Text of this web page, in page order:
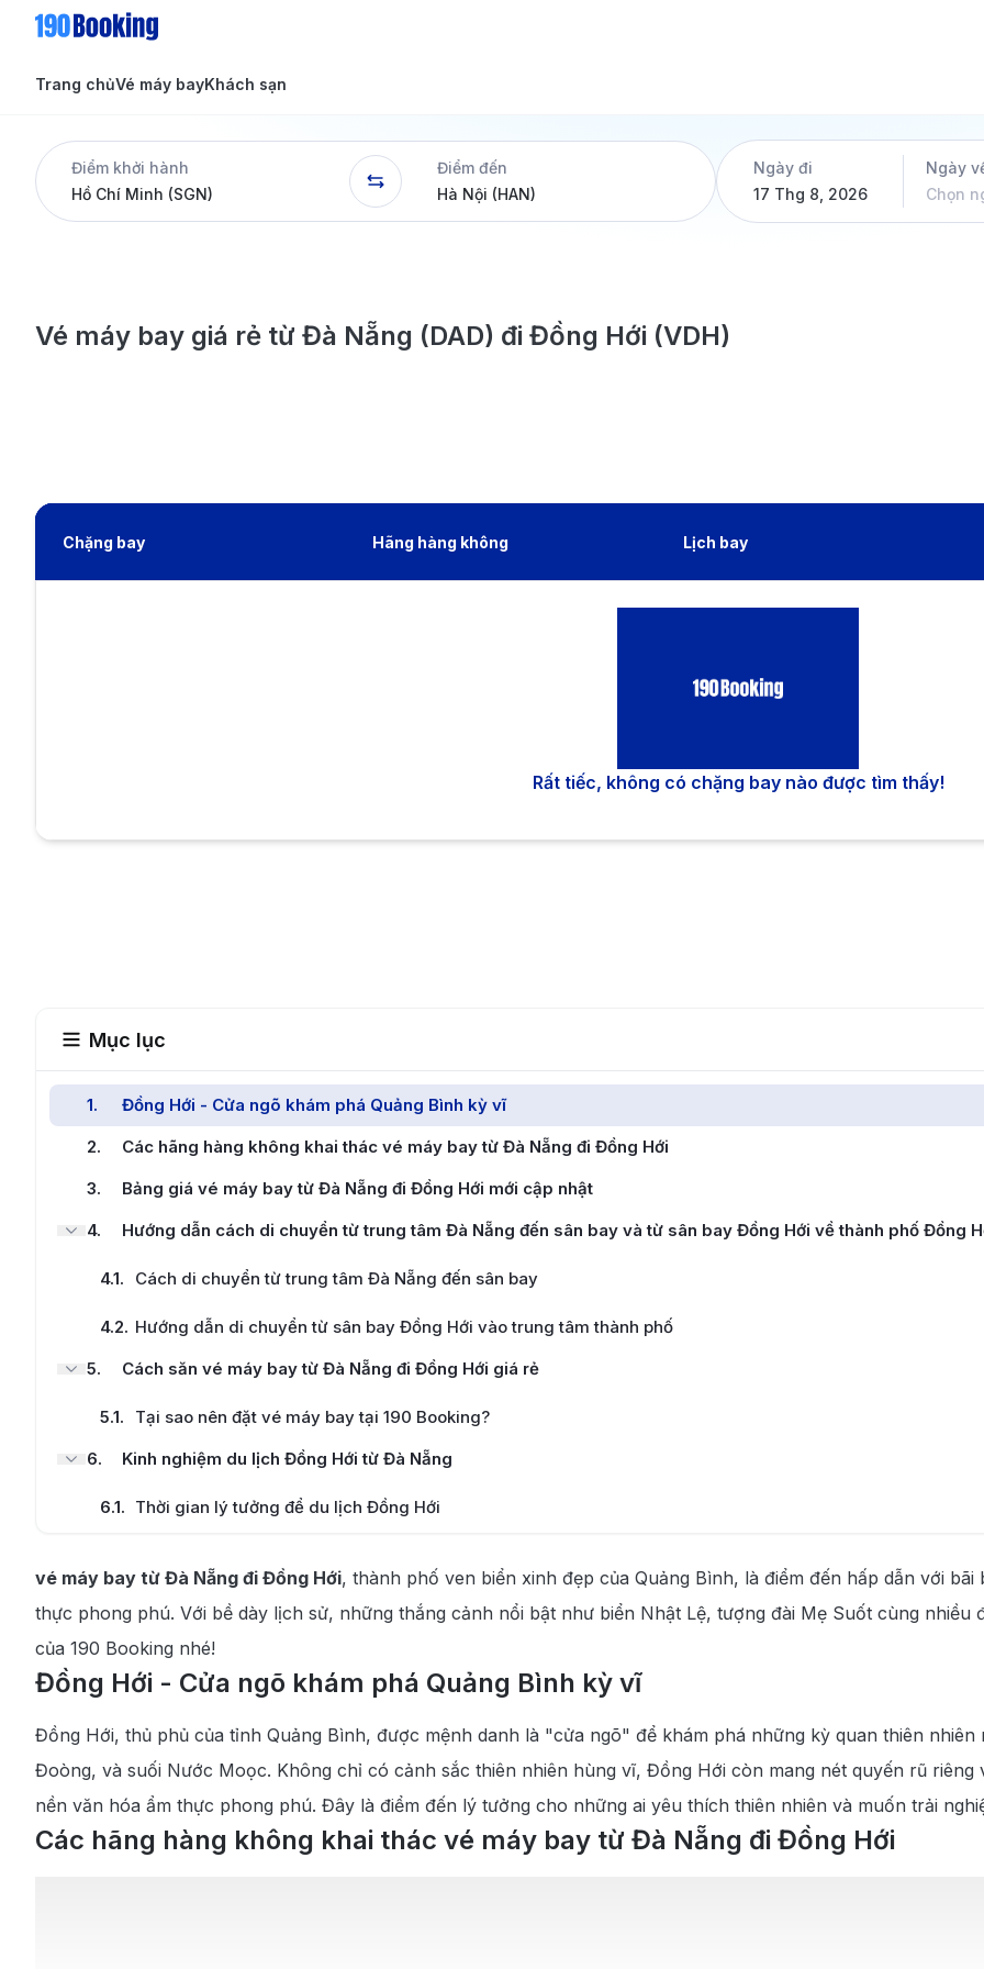
Trang chủVé máy bay
Tin tức
Dịch vụ
Khách sạn
Tin tức
Điểm khởi hành
Điểm đến
Ngày đi
17 Thg 8, 2026
Ngày
Chọn
Vé máy bay giá rẻ từ Đà Nẵng (DAD) đi Đồng Hới (VDH)
Chặng bay Hãng hàng không Lịch bay
Rất tiếc, không có chặng bay nào được tìm thấy!
Mục lục
1.
Đồng Hới - Cửa ngõ khám phá Quảng Bình kỳ vĩ
2.
Các hãng hàng không khai thác vé máy bay từ Đà Nẵng đi Đồng Hới
3.
Bảng giá vé máy bay từ Đà Nẵng đi Đồng Hới mới cập nhật
4. Hướng dẫn cách di chuyển từ trung tâm Đà Nẵng đến sân bay và từ sân bay Đồng Hới về thành phố Đồng
4.1. Cách di chuyển từ trung tâm Đà Nẵng đến sân bay
4.2. Hướng dẫn di chuyển từ sân bay Đồng Hới vào trung tâm thành phố
5. Cách săn vé máy bay từ Đà Nẵng đi Đồng Hới giá rẻ
5.1.
Tại sao nên đặt vé máy bay tại 190 Booking?
6. Kinh nghiệm du lịch Đồng Hới từ Đà Nẵng
6.1. Thời gian lý tưởng để du lịch Đồng Hới
Món ăn đặc sản ngon không thể bỏ lỡ tại Đồng Hới
vé máy bay từ Đà Nẵng đi Đồng Hới, thành phố ven biển xinh đẹp của Quảng Bình, là điểm đến hấp dẫn với
thực phong phú. Với bề dày lịch sử, những thắng cảnh nổi bật như biển Nhật Lệ, tượng đài Mẹ Suốt cùng nhiều
của 190 Booking nhé!
Đồng Hới - Cửa ngõ khám phá Quảng Bình kỳ vĩ
Đồng Hới, thủ phủ của tỉnh Quảng Bình, được mệnh danh là "cửa ngõ" để khám phá những kỳ quan thiên
Đoòng, và suối Nước Moọc. Không chỉ có cảnh sắc thiên nhiên hùng vĩ, Đồng Hới còn mang nét quyến rũ
nền văn hóa ẩm thực phong phú. Đây là điểm đến lý tưởng cho những ai yêu thích thiên nhiên và muốn trải
Các hãng hàng không khai thác vé máy bay từ Đà Nẵng đi Đồng Hới